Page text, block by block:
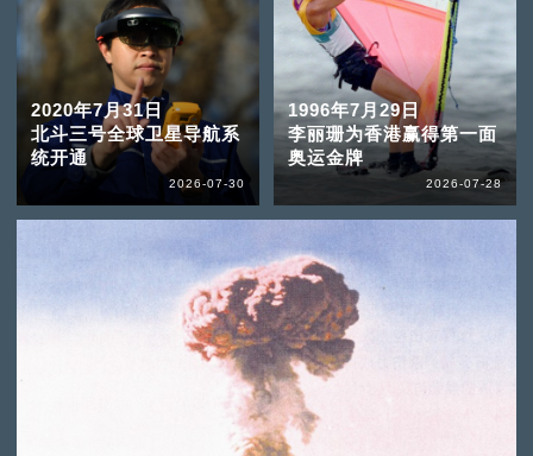
2020年7月31日
北斗三号全球卫星导航系
统开通
2026-07-30
1996年7月29日
李丽珊为香港赢得第一面
奥运金牌
2026-07-28